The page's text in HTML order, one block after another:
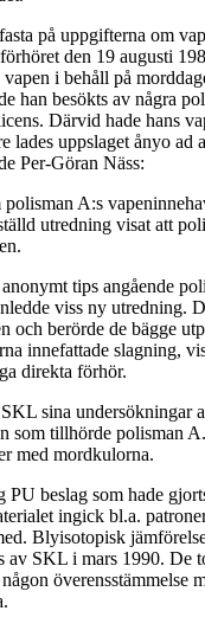
på uppgifterna om
den 19 augusti
i behåll på
han besökts av några
Därvid hade hans
lades uppslaget ånyo ad
Per-Göran Näss:
A:s
utredning visat att
tips angående
viss ny utredning.
och berörde de bägge
innefattade slagning,
direkta förhör.
sina undersökningar
som tillhörde polisman
med mordkulorna.
PU beslag som hade
ingick bl.a.
Blyisotopisk
av SKL i mars 1990. De
överensstämmelse